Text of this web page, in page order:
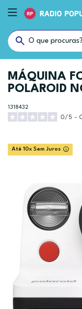
MÁQUINA
POLAROID
1318432
0/5 -
Até 10x Sem Juros